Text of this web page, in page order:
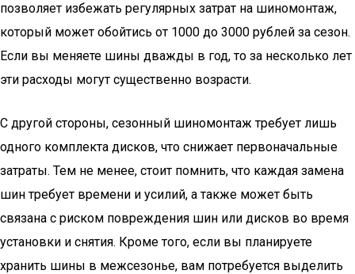
позволяет избежать регулярных затрат на шиномонтаж,
который может обойтись от 1000 до 3000 рублей за сезон.
Если вы меняете шины дважды в год, то за несколько лет
эти расходы могут существенно возрасти.
С другой стороны, сезонный шиномонтаж требует лишь
одного комплекта дисков, что снижает первоначальные
затраты. Тем не менее, стоит помнить, что каждая замена
шин требует времени и усилий, а также может быть
связана с риском повреждения шин или дисков во время
установки и снятия. Кроме того, если вы планируете
хранить шины в межсезонье, вам потребуется выделить